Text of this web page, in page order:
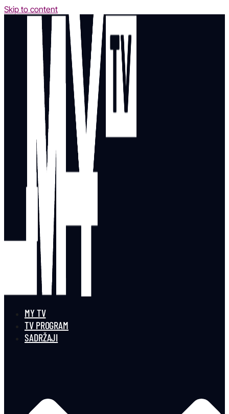
Skip to content
MY TV
TV PROGRAM
SADRŽAJI